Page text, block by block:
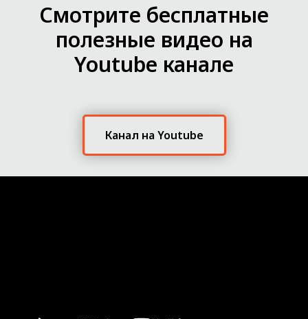
Смотрите бесплатные
полезные видео на
Youtube канале
Канал на Youtube